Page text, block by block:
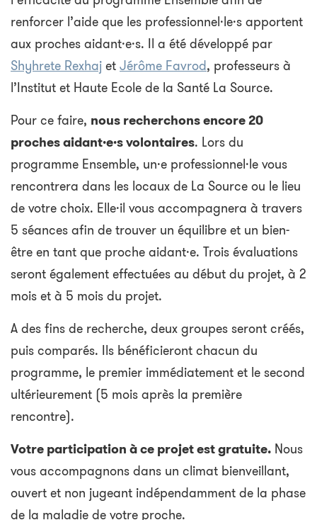
renforcer l’aide que les professionnel·le·s apportent
aux proches aidant·e·s. Il a été développé par
Shyhrete RexhajetJérôme Favrod, professeurs à
l’Institut et Haute Ecole de la Santé La Source.
Pour ce faire, nous recherchons encore 20
proches aidant·e·s volontaires. Lors du
programme Ensemble, un·e professionnel·le vous
rencontrera dans les locaux de La Source ou le lieu
de votre choix. Elle·il vous accompagnera à travers
5 séances afin de trouver un équilibre et un bien-
être en tant que proche aidant·e. Trois évaluations
seront également effectuées au début du projet, à 2
mois et à 5 mois du projet.
A des fins de recherche, deux groupes seront créés,
puis comparés. Ils bénéficieront chacun du
programme, le premier immédiatement et le second
ultérieurement (5 mois après la première
rencontre).
Votre participation à ce projet est gratuite. Nous
vous accompagnons dans un climat bienveillant,
ouvert et non jugeant indépendamment de la phase
de la maladie de votre proche.